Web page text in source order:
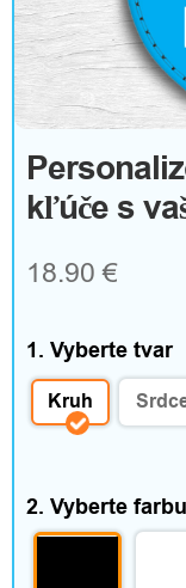
m
T
e
x
t
l
o
p
kľúče s
18.90 €
1. Vyberte tvar
Kruh
2. Vyberte farbu